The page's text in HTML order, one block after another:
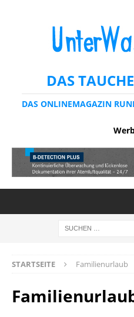
DAS
DAS ONLINEMAGAZIN
STARTSEITE Familienurlaub